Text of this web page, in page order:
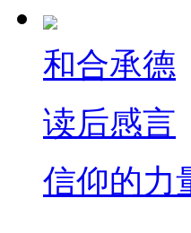
和合承德
读后感言
信仰的力